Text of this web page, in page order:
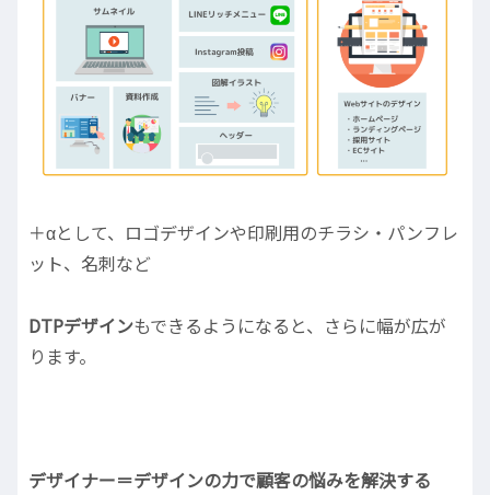
＋αとして、ロゴデザインや印刷用のチラシ・パンフレ
ット、名刺など
DTPデザインもできるようになると、さらに幅が広が
ります。
デザイナー＝デザインの力で顧客の悩みを解決する